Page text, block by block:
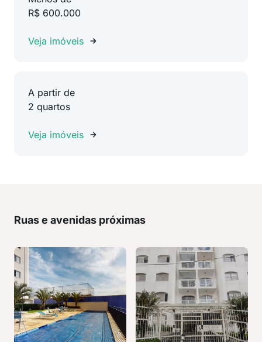
R$ 600.000
Veja imóveis
A partir de
2 quartos
Veja imóveis
Ruas e avenidas próximas